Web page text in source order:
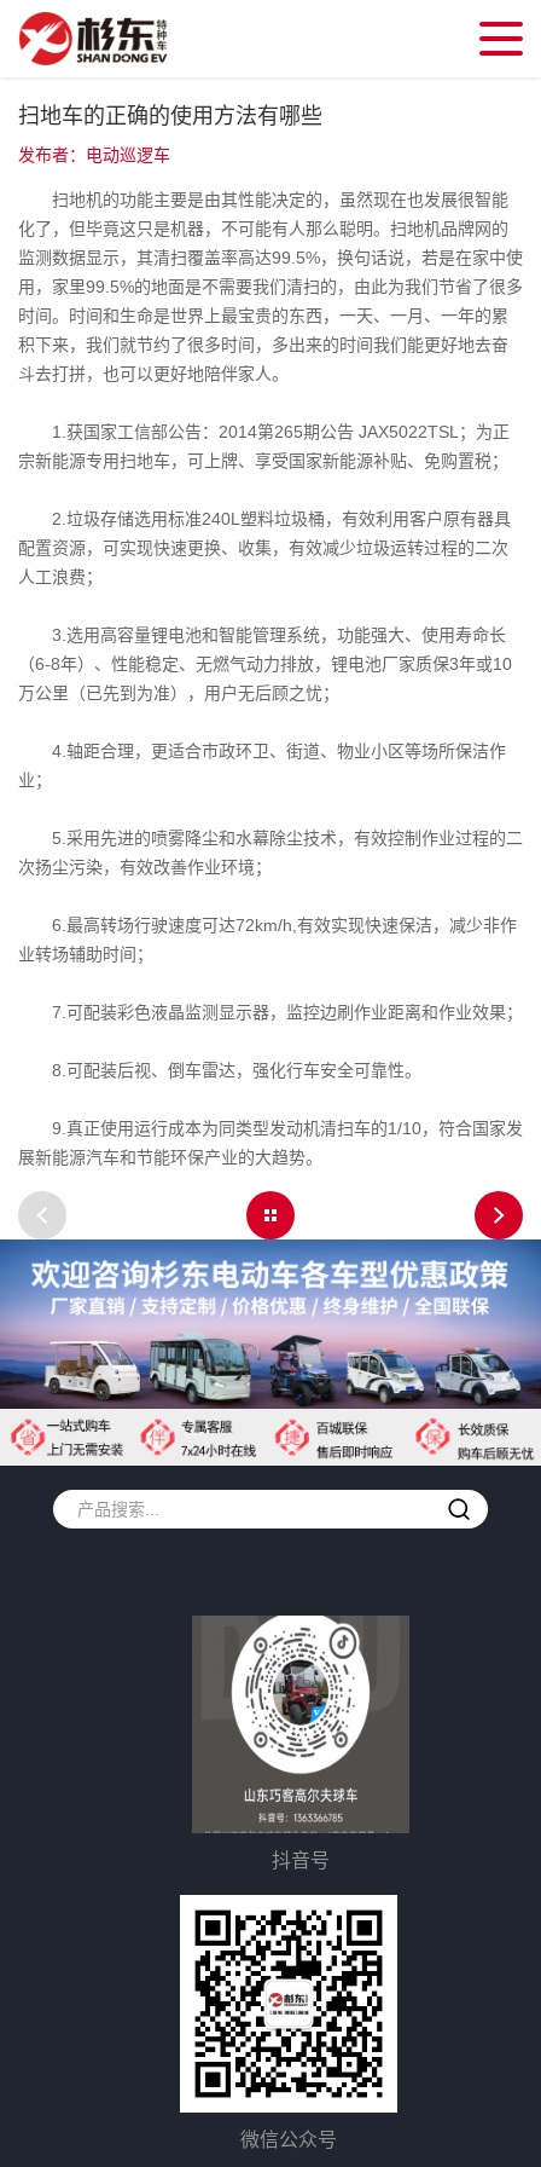
扫地车的正确的使用方法有哪些
发布者：电动巡逻车
扫地机的功能主要是由其性能决定的，虽然现在也发展很智能
化了，但毕竟这只是机器，不可能有人那么聪明。扫地机品牌网的
监测数据显示，其清扫覆盖率高达99.5%，换句话说，若是在家中使
用，家里99.5%的地面是不需要我们清扫的，由此为我们节省了很多
时间。时间和生命是世界上最宝贵的东西，一天、一月、一年的累
积下来，我们就节约了很多时间，多出来的时间我们能更好地去奋
斗去打拼，也可以更好地陪伴家人。
1.获国家工信部公告：2014第265期公告 JAX5022TSL；为正
宗新能源专用扫地车，可上牌、享受国家新能源补贴、免购置税；
2.垃圾存储选用标准240L塑料垃圾桶，有效利用客户原有器具
配置资源，可实现快速更换、收集，有效减少垃圾运转过程的二次
人工浪费；
3.选用高容量锂电池和智能管理系统，功能强大、使用寿命长
（6-8年）、性能稳定、无燃气动力排放，锂电池厂家质保3年或10
万公里（已先到为准），用户无后顾之忧；
4.轴距合理，更适合市政环卫、街道、物业小区等场所保洁作
业；
5.采用先进的喷雾降尘和水幕除尘技术，有效控制作业过程的二
次扬尘污染，有效改善作业环境；
6.最高转场行驶速度可达72km/h,有效实现快速保洁，减少非作
业转场辅助时间；
7.可配装彩色液晶监测显示器，监控边刷作业距离和作业效果；
8.可配装后视、倒车雷达，强化行车安全可靠性。
9.真正使用运行成本为同类型发动机清扫车的1/10，符合国家发
展新能源汽车和节能环保产业的大趋势。
抖音号
微信公众号